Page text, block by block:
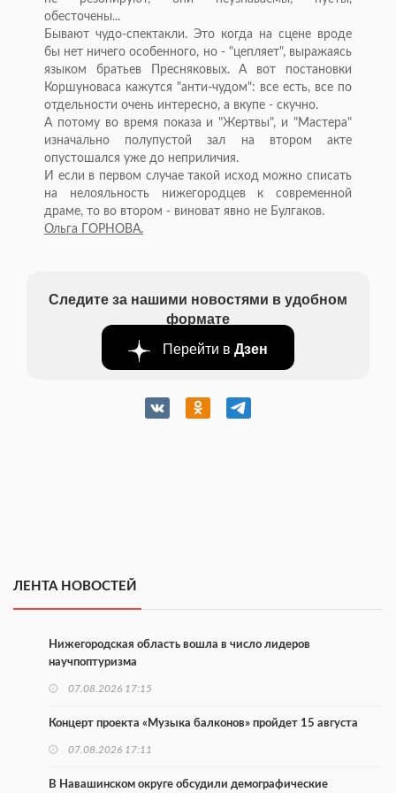
обесточены...
Бывают чудо-спектакли. Это когда на сцене вроде
бы нет ничего особенного, но - "цепляет", выражаясь
языком братьев Пресняковых. А вот постановки
Коршуноваса кажутся "анти-чудом": все есть, все по
отдельности очень интересно, а вкупе - скучно.
А потому во время показа и "Жертвы", и "Мастера"
изначально полупустой зал на втором акте
опустошался уже до неприличия.
И если в первом случае такой исход можно списать
на нелояльность нижегородцев к современной
драме, то во втором - виноват явно не Булгаков.
Ольга ГОРНОВА.
Следите за нашими новостями в удобном
формате
Перейти в Дзен
ЛЕНТА НОВОСТЕЙ
Нижегородская область вошла в число лидеров
научпоптуризма
07.08.2026 17:15
Концерт проекта «Музыка балконов» пройдет 15 августа
07.08.2026 17:11
В Навашинском округе обсудили демографические